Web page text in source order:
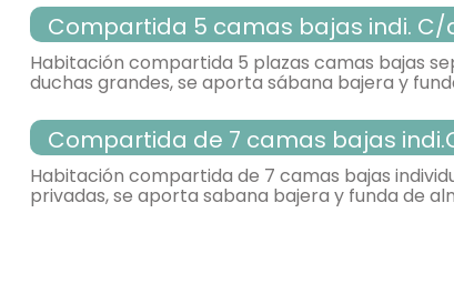
- habitación con aseo. Incluye:
WC,
lavabo,
- cama individual = 3 (90x190 cm.)
TV,
Calefacción,
- habitación con aseo. Incluye:
WC,
lavabo,
habitación con varias camas
- cama individual (90x190 cm.)
TV,
Calefacción,
Compartida 5 camas bajas indi.
Habitación compartida 5 plazas camas bajas
duchas grandes, se aporta sábana bajera y
habitación individual
Compartida de 7 camas bajas
Habitación compartida de 7 camas bajas
privadas, se aporta sabana bajera y funda de